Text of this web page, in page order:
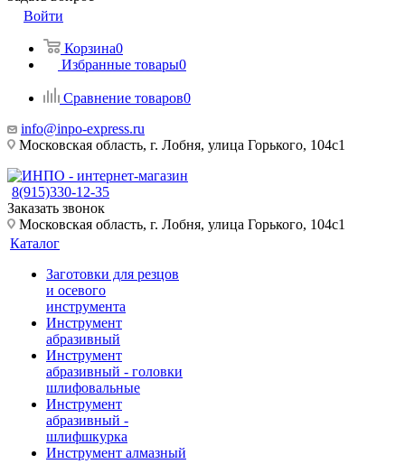
Войти
Корзина0
Избранные товары0
Сравнение товаров0
info@inpo-express.ru
Московская область, г. Лобня, улица Горького, 104с1
8(915)330-12-35
Заказать звонок
Московская область, г. Лобня, улица Горького, 104с1
Каталог
Заготовки для резцов
и осевого
инструмента
Инструмент
абразивный
Инструмент
абразивный - головки
шлифовальные
Инструмент
абразивный -
шлифшкурка
Инструмент алмазный